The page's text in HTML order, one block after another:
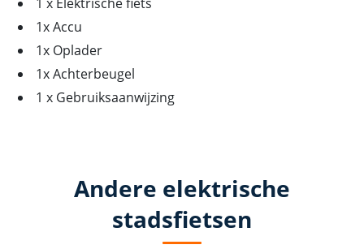
1x Accu
1x Oplader
1x Achterbeugel
1 x Gebruiksaanwijzing
Andere elektrische
stadsfietsen